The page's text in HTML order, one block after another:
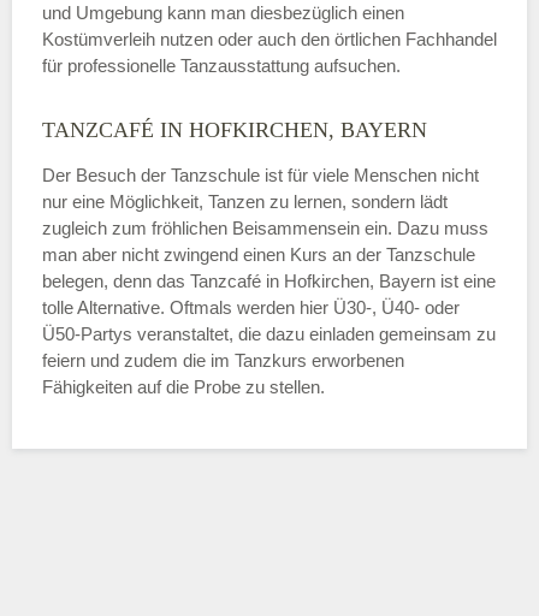
und Umgebung kann man diesbezüglich einen
Kostümverleih nutzen oder auch den örtlichen Fachhandel
für professionelle Tanzausstattung aufsuchen.
TANZCAFÉ IN HOFKIRCHEN, BAYERN
Der Besuch der Tanzschule ist für viele Menschen nicht
nur eine Möglichkeit, Tanzen zu lernen, sondern lädt
zugleich zum fröhlichen Beisammensein ein. Dazu muss
man aber nicht zwingend einen Kurs an der Tanzschule
belegen, denn das Tanzcafé in Hofkirchen, Bayern ist eine
tolle Alternative. Oftmals werden hier Ü30-, Ü40- oder
Ü50-Partys veranstaltet, die dazu einladen gemeinsam zu
feiern und zudem die im Tanzkurs erworbenen
Fähigkeiten auf die Probe zu stellen.